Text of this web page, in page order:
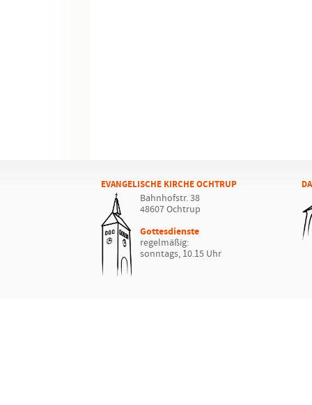
EVANGELISCHE KIRCHE OCHTRUP
Bahnhofstr. 38
48607 Ochtrup
Gottesdienste
regelmäßig:
sonntags, 10.15 Uhr